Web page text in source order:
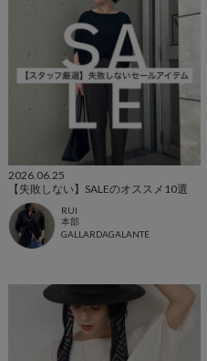
2026.06.25
【失敗しない】SALEのオススメ10選
RUI
本部
GALLARDAGALANTE